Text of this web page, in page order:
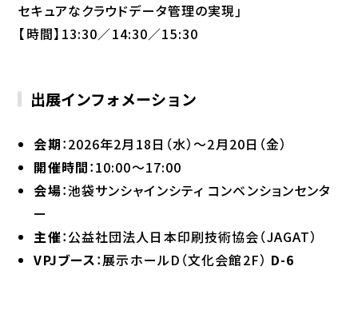
セキュアなクラウドデータ管理の実現」
【時間】13:30／14:30／15:30
出展インフォメーション
会期：2026年2月18日（水）〜2月20日（金）
開催時間：10:00〜17:00
会場：池袋サンシャインシティ コンベンションセンタ
ー
主催：公益社団法人日本印刷技術協会（JAGAT）
VPJブース：展示ホールD（文化会館2F） D-6